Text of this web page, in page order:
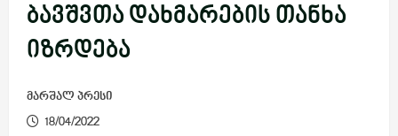
ბავშვთა დახმარების თანხა
იზრდება
მარშალ პრესი
18/04/2022